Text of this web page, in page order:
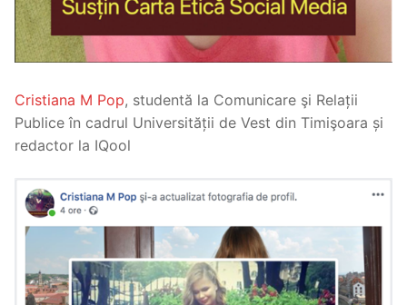
Cristiana M Pop, studentă la Comunicare şi Relații
Publice în cadrul Universității de Vest din Timişoara și
redactor la IQool